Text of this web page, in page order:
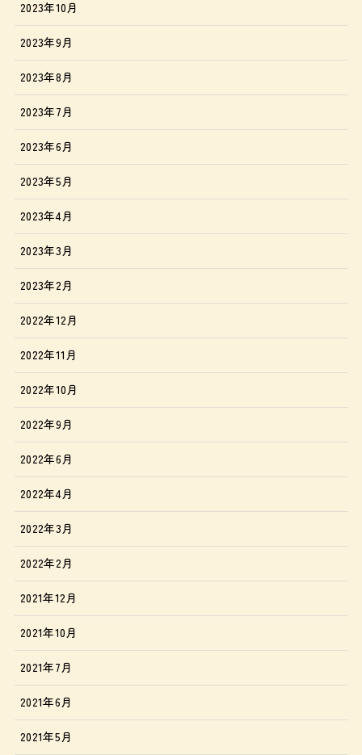
2023年10月
2023年9月
2023年8月
2023年7月
2023年6月
2023年5月
2023年4月
2023年3月
2023年2月
2022年12月
2022年11月
2022年10月
2022年9月
2022年6月
2022年4月
2022年3月
2022年2月
2021年12月
2021年10月
2021年7月
2021年6月
2021年5月